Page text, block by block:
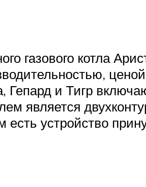
газового котла
и Тигр
является
устройство